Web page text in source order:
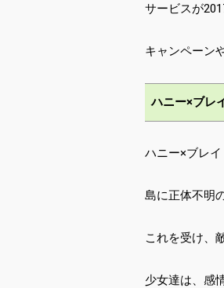
サービスが
キャンペーン
ハニー×ブレ
ハニー×ブレイ
島に正体不明
これを受け、
少女達は、感